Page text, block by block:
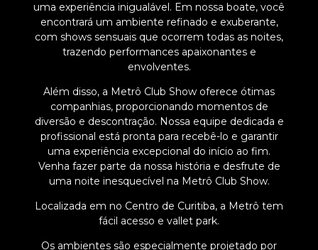
uma experiência inigualável. Em nossa boate, você
encontrará um ambiente refinado e exuberante,
com shows sensuais que ocorrem todas as noites,
trazendo performances apaixonantes e
envolventes.
Além disso, a Metrô Club Show oferece ótimas
companhias, proporcionando momentos de
diversão e descontração. Nossa equipe dedicada e
profissional está pronta para recebê-lo e garantir
uma experiência excepcional do início ao fim.
Venha fazer parte da nossa história e desfrute de
uma noite inesquecível na Metrô Club Show.
Localizada em no Centro de Curitiba, a Metrô tem
fácil acesso e vallet park.
Os ambientes são especialmente projetado por